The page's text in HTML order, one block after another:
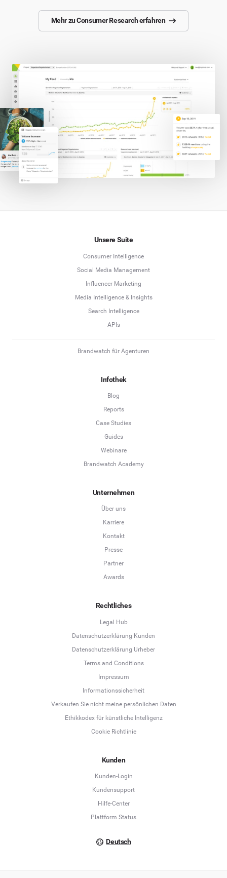
Mehr zu Consumer Research erfahren
Unsere Suite
Consumer Intelligence
Social Media Management
Influencer Marketing
Media Intelligence & Insights
Search Intelligence
APIs
Brandwatch für Agenturen
Infothek
Blog
Reports
Case Studies
Guides
Webinare
Brandwatch Academy
Unternehmen
Über uns
Karriere
Kontakt
Presse
Partner
Awards
Rechtliches
Legal Hub
Datenschutzerklärung Kunden
Datenschutzerklärung Urheber
Terms and Conditions
Impressum
Informationssicherheit
Verkaufen Sie nicht meine persönlichen Daten
Ethikkodex für künstliche Intelligenz
Cookie Richtlinie
Kunden
Kunden-Login
Kundensupport
Hilfe-Center
Plattform Status
Deutsch
Deutsch
English